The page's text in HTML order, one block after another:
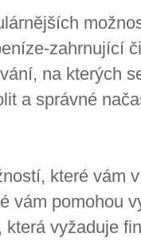
zahrnující
na kterých
a správné
které vám
vám pomohou
vyžaduje